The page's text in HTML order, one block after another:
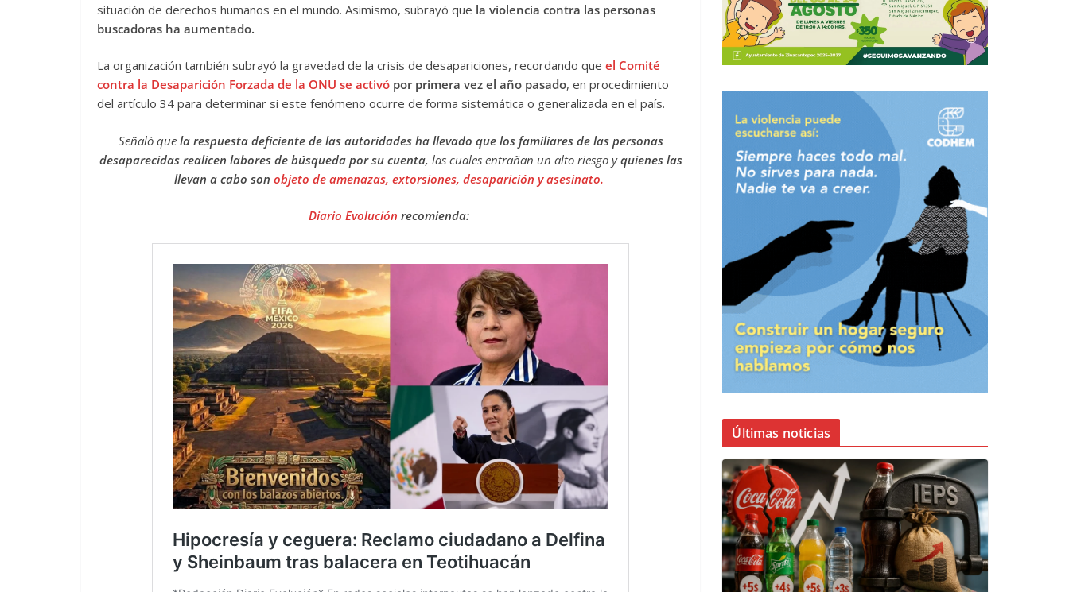
situación de derechos humanos en el mundo. Asimismo, subrayó que la violencia contra las personas
buscadoras ha aumentado.
La organización también subrayó la gravedad de la crisis de desapariciones, recordando que el Comité
contra la Desaparición Forzada de la ONU se activó por primera vez el año pasado, en procedimiento
del artículo 34 para determinar si este fenómeno ocurre de forma sistemática o generalizada en el país.
Señaló que la respuesta deficiente de las autoridades ha llevado que los familiares de las personas
desaparecidas realicen labores de búsqueda por su cuenta, las cuales entrañan un alto riesgo yquienes las
llevan a cabo sonobjeto de amenazas, extorsiones, desaparición y asesinato.
Diario Evolución recomienda:
Últimas noticias